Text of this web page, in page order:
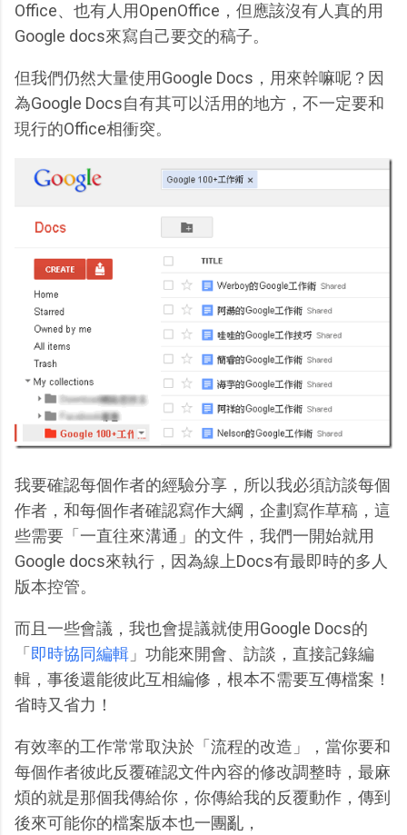
Office、也有人用OpenOffice，但應該沒有人真的用
Google docs來寫自己要交的稿子。
但我們仍然大量使用Google Docs，用來幹嘛呢？因
為Google Docs自有其可以活用的地方，不一定要和
現行的Office相衝突。
我要確認每個作者的經驗分享，所以我必須訪談每個
作者，和每個作者確認寫作大綱，企劃寫作草稿，這
些需要「一直往來溝通」的文件，我們一開始就用
Google docs來執行，因為線上Docs有最即時的多人
版本控管。
而且一些會議，我也會提議就使用Google Docs的
「即時協同編輯 」功能來開會、訪談，直接記錄編
輯，事後還能彼此互相編修，根本不需要互傳檔案！
省時又省力！
有效率的工作常常取決於「流程的改造」，當你要和
每個作者彼此反覆確認文件內容的修改調整時，最麻
煩的就是那個我傳給你，你傳給我的反覆動作，傳到
後來可能你的檔案版本也一團亂，